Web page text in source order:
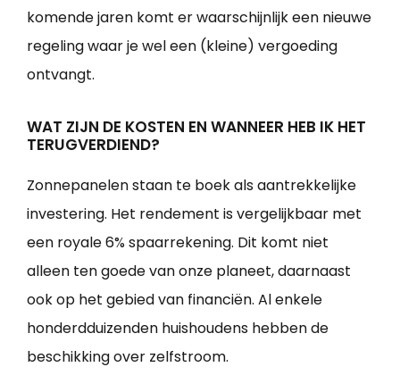
komende jaren komt er waarschijnlijk een nieuwe
regeling waar je wel een (kleine) vergoeding
ontvangt.
WAT ZIJN DE KOSTEN EN WANNEER HEB IK HET
TERUGVERDIEND?
Zonnepanelen staan te boek als aantrekkelijke
investering. Het rendement is vergelijkbaar met
een royale 6% spaarrekening. Dit komt niet
alleen ten goede van onze planeet, daarnaast
ook op het gebied van financiën. Al enkele
honderdduizenden huishoudens hebben de
beschikking over zelfstroom.